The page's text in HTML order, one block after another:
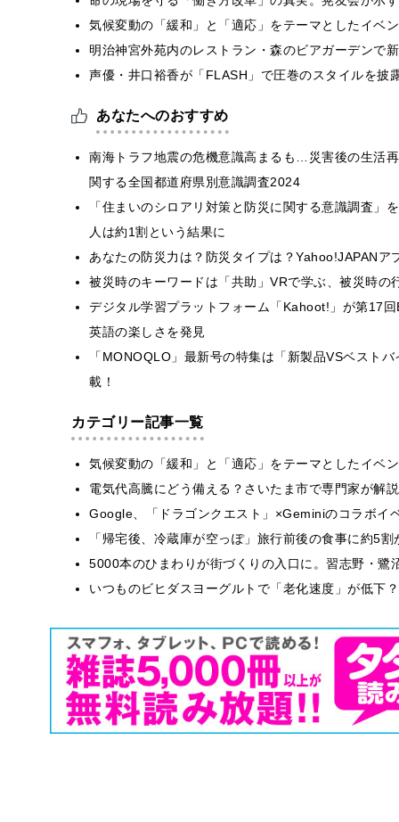
気候変動の「緩和」と「適応」をテーマとしたイベ
明治神宮外苑内のレストラン・森のビアガーデンで
声優・井口裕香が「FLASH」で圧巻のスタイルを
あなたへのおすすめ
南海トラフ地震の危機意識高まるも…災害後の生活
関する全国都道府県別意識調査2024
「住まいのシロアリ対策と防災に関する意識調査」
人は約1割という結果に
あなたの防災力は？防災タイプは？Yahoo!JAPANア
被災時のキーワードは「共助」VRで学ぶ、被災時の
デジタル学習プラットフォーム「Kahoot!」が第17
英語の楽しさを発見
「MONOQLO」最新号の特集は「新製品VSベスト
載！
カテゴリー記事一覧
気候変動の「緩和」と「適応」をテーマとしたイベ
電気代高騰にどう備える？さいたま市で専門家が解
Google、「ドラゴンクエスト」×Geminiのコラボイ
「帰宅後、冷蔵庫が空っぽ」旅行前後の食事に約5
5000本のひまわりが街づくりの入口に。習志野・
いつものビヒダスヨーグルトで「老化速度」が低